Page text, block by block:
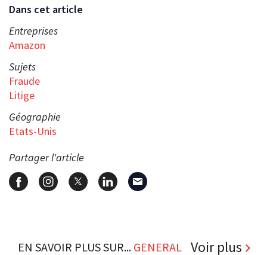
Dans cet article
Entreprises
Amazon
Sujets
Fraude
Litige
Géographie
Etats-Unis
Partager l'article
EN SAVOIR PLUS SUR... GENERAL Voir plus